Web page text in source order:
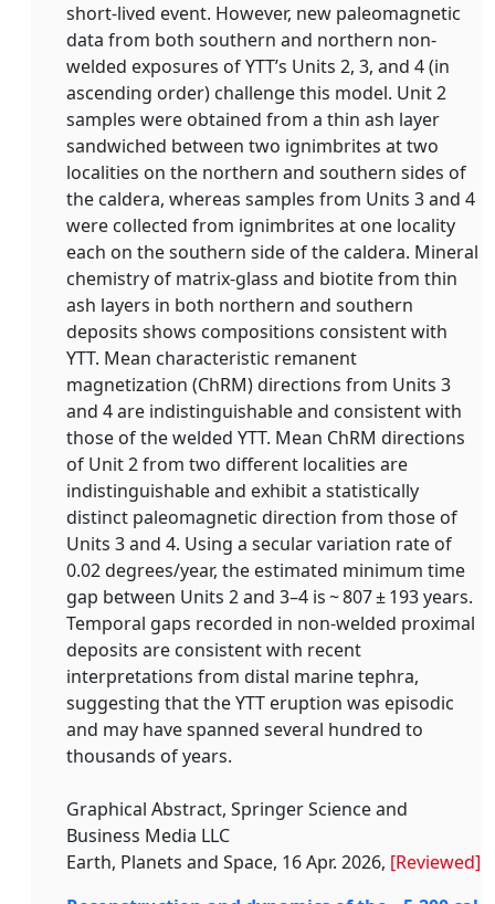
short-lived event. However, new paleomagnetic
data from both southern and northern non-
welded exposures of YTT’s Units 2, 3, and 4 (in
ascending order) challenge this model. Unit 2
samples were obtained from a thin ash layer
sandwiched between two ignimbrites at two
localities on the northern and southern sides of
the caldera, whereas samples from Units 3 and 4
were collected from ignimbrites at one locality
each on the southern side of the caldera. Mineral
chemistry of matrix-glass and biotite from thin
ash layers in both northern and southern
deposits shows compositions consistent with
YTT. Mean characteristic remanent
magnetization (ChRM) directions from Units 3
and 4 are indistinguishable and consistent with
those of the welded YTT. Mean ChRM directions
of Unit 2 from two different localities are
indistinguishable and exhibit a statistically
distinct paleomagnetic direction from those of
Units 3 and 4. Using a secular variation rate of
0.02 degrees/year, the estimated minimum time
gap between Units 2 and 3–4 is ~ 807 ± 193 years.
Temporal gaps recorded in non-welded proximal
deposits are consistent with recent
interpretations from distal marine tephra,
suggesting that the YTT eruption was episodic
and may have spanned several hundred to
thousands of years.
Graphical Abstract, Springer Science and
Business Media LLC
Earth, Planets and Space, 16 Apr. 2026, [Reviewed]